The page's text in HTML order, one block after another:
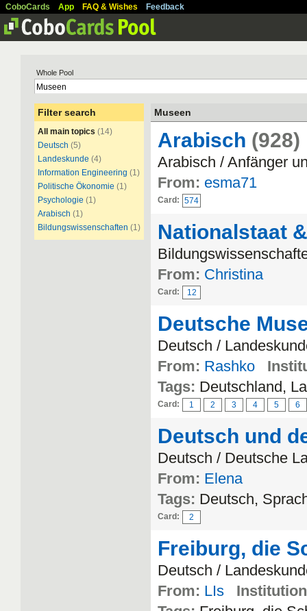
CoboCards App FAQ & Wishes Feedback
Whole Pool
Filter search
All main topics (14)
Deutsch (5)
Landeskunde (4)
Information Engineering (1)
Politische Ökonomie (1)
Psychologie (1)
Arabisch (1)
Bildungswissenschaften (1)
Museen
Arabisch (928)
Arabisch / Anfänger
From: esma71
Card: 574
Nationalstaat
From: Christina
Card: 12
Deutsche
Deutsch /
From: Rashko
Tags: Deutschland,
Card: 1 2 3 4 5 6
Deutsch und
Deutsch / Deutsche
From: Elena
Tags: Deutsch,
Card: 2
Freiburg, die
Deutsch /
From: LIs